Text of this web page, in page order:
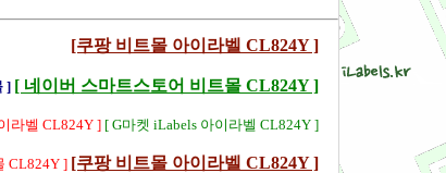
[쿠팡 비트몰 아이라벨 CL824Y ]
] [ 네이버 스마트스토어 비트몰 CL824Y ]
라벨 CL824Y ] [ G마켓 iLabels 아이라벨 CL824Y ]
CL824Y ] [쿠팡 비트몰 아이라벨 CL824Y ]